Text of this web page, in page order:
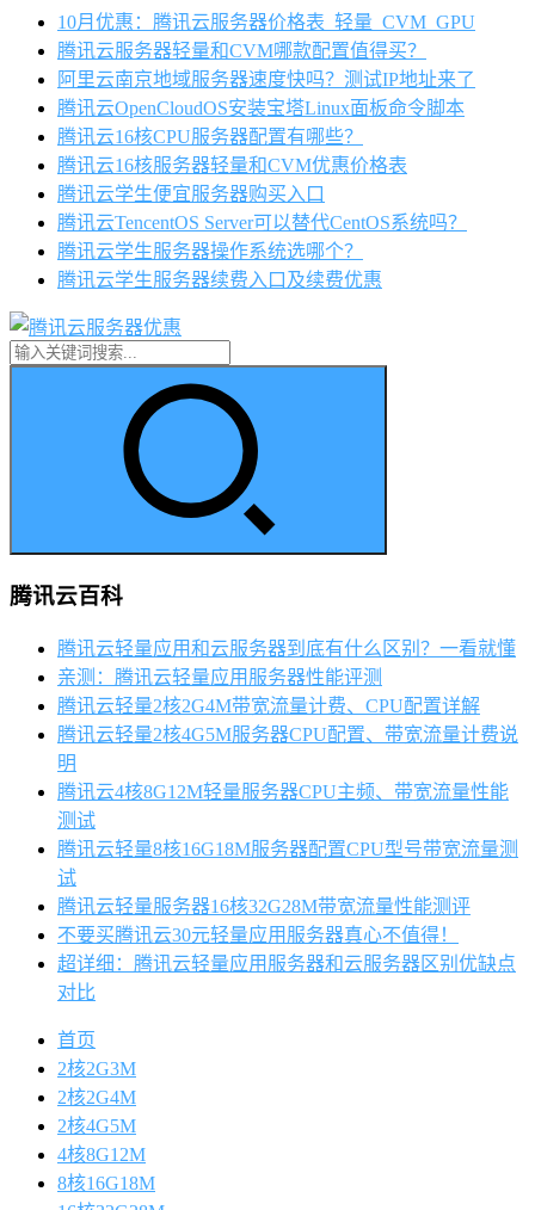
10月优惠：腾讯云服务器价格表_轻量_CVM_GPU
腾讯云服务器轻量和CVM哪款配置值得买？
阿里云南京地域服务器速度快吗？测试IP地址来了
腾讯云OpenCloudOS安装宝塔Linux面板命令脚本
腾讯云16核CPU服务器配置有哪些？
腾讯云16核服务器轻量和CVM优惠价格表
腾讯云学生便宜服务器购买入口
腾讯云TencentOS Server可以替代CentOS系统吗？
腾讯云学生服务器操作系统选哪个？
腾讯云学生服务器续费入口及续费优惠
腾讯云百科
腾讯云轻量应用和云服务器到底有什么区别？一看就懂
亲测：腾讯云轻量应用服务器性能评测
腾讯云轻量2核2G4M带宽流量计费、CPU配置详解
腾讯云轻量2核4G5M服务器CPU配置、带宽流量计费说
明
腾讯云4核8G12M轻量服务器CPU主频、带宽流量性能
测试
腾讯云轻量8核16G18M服务器配置CPU型号带宽流量测
试
腾讯云轻量服务器16核32G28M带宽流量性能测评
不要买腾讯云30元轻量应用服务器真心不值得！
超详细：腾讯云轻量应用服务器和云服务器区别优缺点
对比
首页
2核2G3M
2核2G4M
2核4G5M
4核8G12M
8核16G18M